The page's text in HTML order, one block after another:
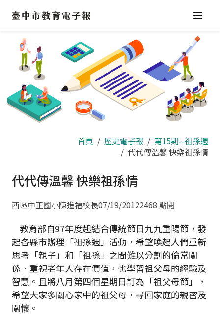
區
首頁 歷史電子報
第15期--祖孫週
代代傳溫馨 快樂祖孫情
代代傳溫馨 快樂祖孫情
西區中正國小陳進福校長07/19/20122468 點閱
教育部自97年度起結合傳統節日九九重陽節，發
起各縣市辦理「祖孫週」活動，希望喚起人們重新
思考「親子」和「祖孫」之間難以分割的倫常關
係、重視老年人存在價值，也學習祖父母的經驗及
智慧。且將八月第四個星期日訂為「祖父母節」，
希望大家多關心家中的祖父母，尋回家庭的親密及
關懷。